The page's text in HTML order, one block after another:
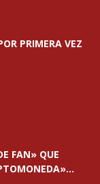
PRIMERA VEZ
FAN» QUE